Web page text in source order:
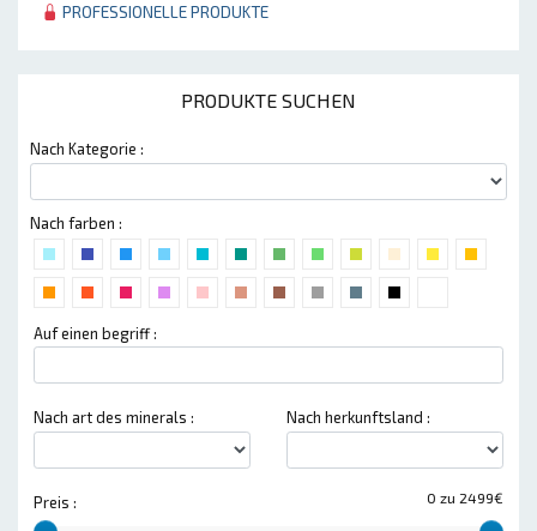
PROFESSIONELLE PRODUKTE
PRODUKTE SUCHEN
Nach Kategorie :
Nach farben :
Auf einen begriff :
Nach art des minerals : Nach herkunftsland :
0 zu 2499€
Preis :